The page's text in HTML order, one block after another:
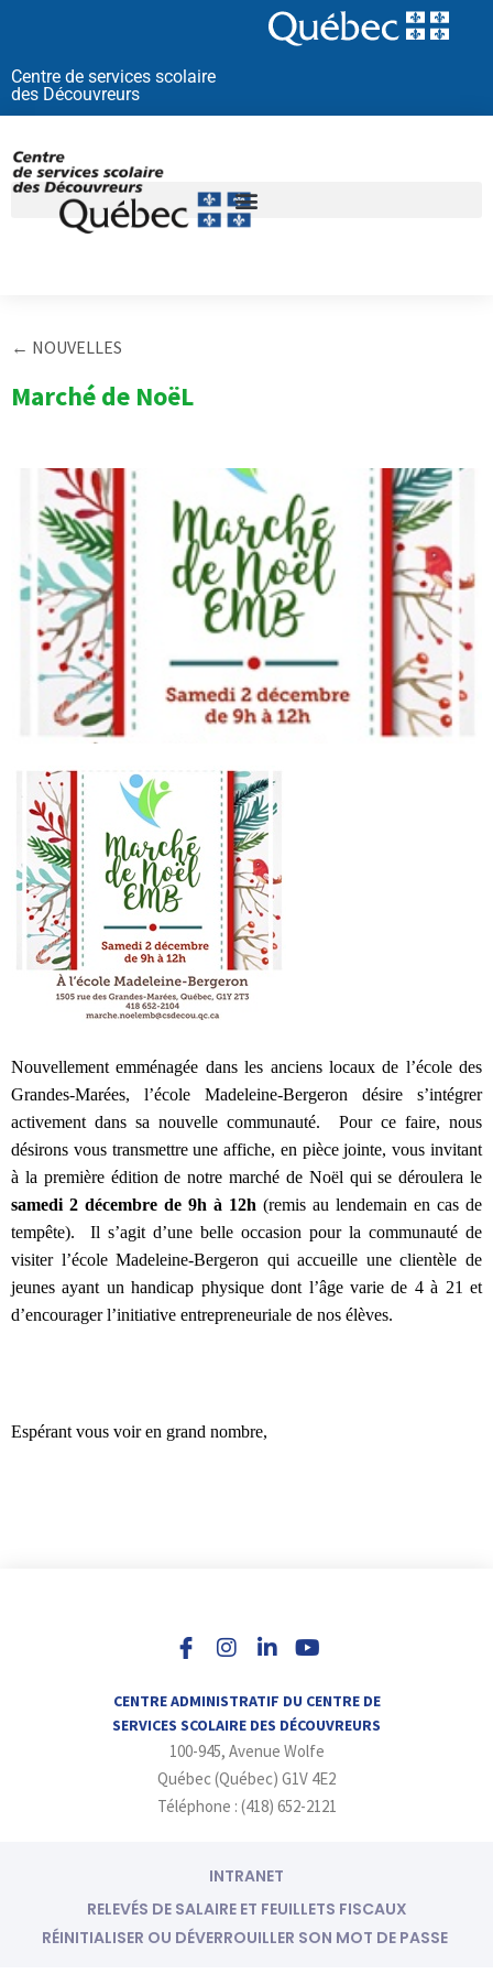
Centre de services scolaire
des Découvreurs
← NOUVELLES
Marché de NoëL
Nouvellement emménagée dans les anciens locaux de l’école des
Grandes-Marées, l’école Madeleine-Bergeron désire s’intégrer
activement dans sa nouvelle communauté. Pour ce faire, nous
désirons vous transmettre une affiche, en pièce jointe, vous invitant
à la première édition de notre marché de Noël qui se déroulera le
samedi 2 décembre de 9h à 12h (remis au lendemain en cas de
tempête). Il s’agit d’une belle occasion pour la communauté de
visiter l’école Madeleine-Bergeron qui accueille une clientèle de
jeunes ayant un handicap physique dont l’âge varie de 4 à 21 et
d’encourager l’initiative entrepreneuriale de nos élèves.
Espérant vous voir en grand nombre,
s
g
r
a
m
n
d
i
n
-
i
n
u
b
e
CENTRE ADMINISTRATIF DU CENTRE DE
SERVICES SCOLAIRE DES DÉCOUVREURS
100-945, Avenue Wolfe
Québec (Québec) G1V 4E2
Téléphone : (418) 652-2121
INTRANET
RELEVÉS DE SALAIRE ET FEUILLETS FISCAUX
RÉINITIALISER OU DÉVERROUILLER SON MOT DE PASSE